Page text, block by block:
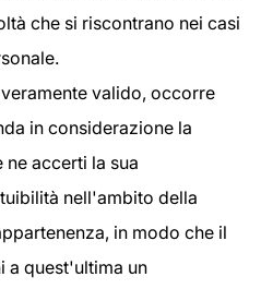
che si riscontrano nei casi
valido, occorre
in considerazione la
accerti la sua
nell'ambito della
in modo che il
a quest'ultima un